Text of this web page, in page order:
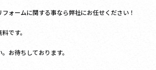
ォームに関する事なら弊社にお任せください！
です。
お待ちしております。